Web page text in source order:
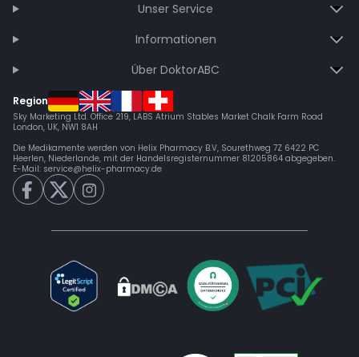
Unser Service
Informationen
Über DoktorABC
Region
Sky Marketing Ltd. Office 219, LABS Atrium Stables Market Chalk Farm Road
London, UK, NW1 8AH
Die Medikamente werden von Helix Pharmacy B.V, Sourethweg 7Z 6422 PC
Heerlen, Niederlande, mit der Handelsregisternummer 81205864 abgegeben.
E-Mail: service@helix-pharmacy.de